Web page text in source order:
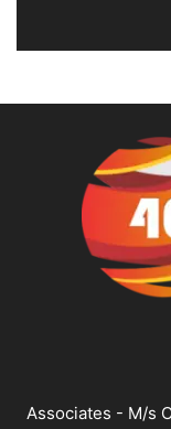
Associates - M/s